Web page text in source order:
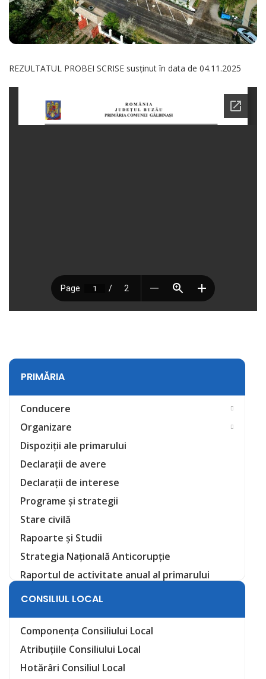
REZULTATUL PROBEI SCRISE susținut în data de 04.11.2025
PRIMĂRIA
Conducere
Organizare
Dispoziții ale primarului
Declarații de avere
Declarații de interese
Programe și strategii
Stare civilă
Rapoarte și Studii
Strategia Națională Anticorupție
Raportul de activitate anual al primarului
CONSILIUL LOCAL
Componența Consiliului Local
Atribuțiile Consiliului Local
Hotărâri Consiliul Local